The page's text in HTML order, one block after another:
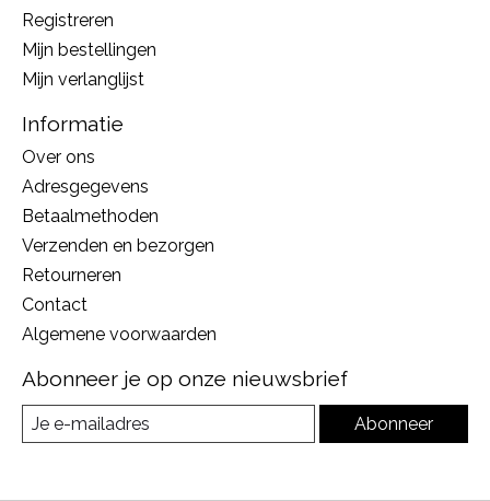
Registreren
Mijn bestellingen
Mijn verlanglijst
Informatie
Over ons
Adresgegevens
Betaalmethoden
Verzenden en bezorgen
Retourneren
Contact
Algemene voorwaarden
Abonneer je op onze nieuwsbrief
Abonneer